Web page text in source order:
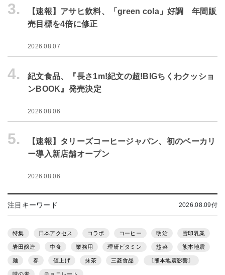
3.
【速報】アサヒ飲料、「green cola」好調 年間販
売目標を4倍に修正
2026.08.07
4.
紀文食品、『長さ1m!紀文の超!BIGちくわクッショ
ンBOOK』発売決定
2026.08.06
5.
【速報】タリーズコーヒージャパン、初のベーカリ
ー導入新店舗オープン
2026.08.06
注目キーワード 2026.08.09付
特集 日本アクセス コラボ コーヒー 明治 雪印乳業
岩田醸造 中食 業務用 理研ビタミン 惣菜 熊本地震
麺 春 値上げ 抹茶 三菱食品 〔熊本地震影響〕